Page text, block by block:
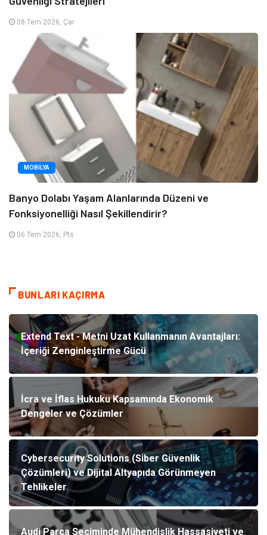
08 Tem 2026, Çar
MOBILYA
Banyo Dolabı Yaşam Alanlarında Düzeni ve
Fonksiyonelliği Nasıl Şekillendirir?
06 Tem 2026, Pts
BUNLARI KAÇIRMA
Extend Text - Metni Uzat Kullanmanın Avantajları:
İçeriği Zenginleştirme Gücü
İcra ve İflas Hukuku Kapsamında Ekonomik
Dengeler ve Çözümler
Cybersecurity Solutions (Siber Güvenlik
Çözümleri) ve Dijital Altyapıda Görünmeyen
Tehlikeler
Audi Parça Seçiminde Mühendislik Hassasiyeti ve